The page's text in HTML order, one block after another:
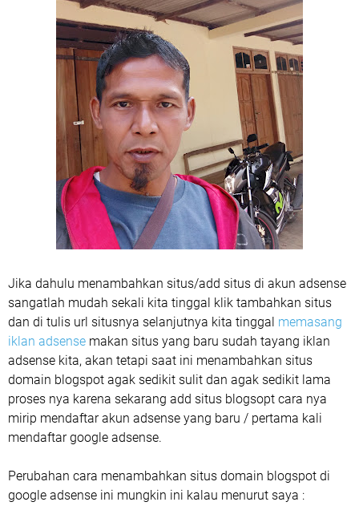
Jika dahulu menambahkan situs/add situs di akun adsense
sangatlah mudah sekali kita tinggal klik tambahkan situs
dan di tulis url situsnya selanjutnya kita tinggal memasang
iklan adsense makan situs yang baru sudah tayang iklan
adsense kita, akan tetapi saat ini menambahkan situs
domain blogspot agak sedikit sulit dan agak sedikit lama
proses nya karena sekarang add situs blogsopt cara nya
mirip mendaftar akun adsense yang baru / pertama kali
mendaftar google adsense.
Perubahan cara menambahkan situs domain blogspot di
google adsense ini mungkin ini kalau menurut saya :